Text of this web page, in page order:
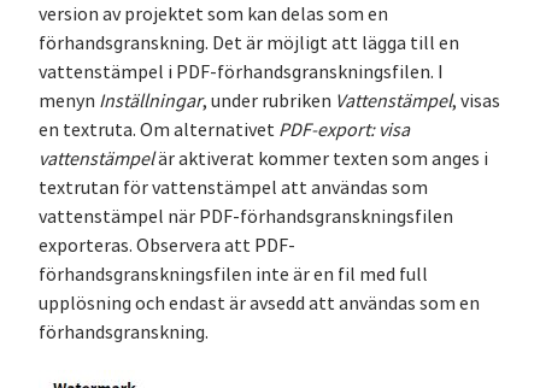
version av projektet som kan delas som en
förhandsgranskning. Det är möjligt att lägga till en
vattenstämpel i PDF-förhandsgranskningsfilen. I
menyn Inställningar, under rubriken Vattenstämpel, visas
en textruta. Om alternativet PDF-export: visa
vattenstämpelär aktiverat kommer texten som anges i
textrutan för vattenstämpel att användas som
vattenstämpel när PDF-förhandsgranskningsfilen
exporteras. Observera att PDF-
förhandsgranskningsfilen inte är en fil med full
upplösning och endast är avsedd att användas som en
förhandsgranskning.